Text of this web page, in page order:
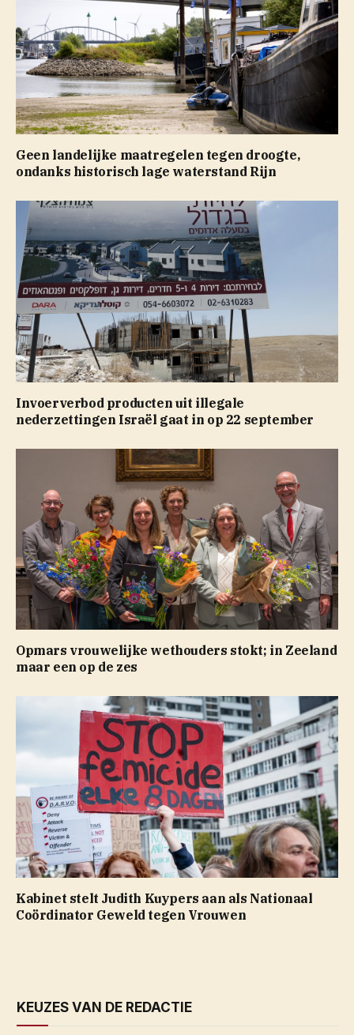
Geen landelijke maatregelen tegen droogte,
ondanks historisch lage waterstand Rijn
Invoerverbod producten uit illegale
nederzettingen Israël gaat in op 22 september
Opmars vrouwelijke wethouders stokt; in Zeeland
maar een op de zes
Kabinet stelt Judith Kuypers aan als Nationaal
Coördinator Geweld tegen Vrouwen
KEUZES VAN DE REDACTIE